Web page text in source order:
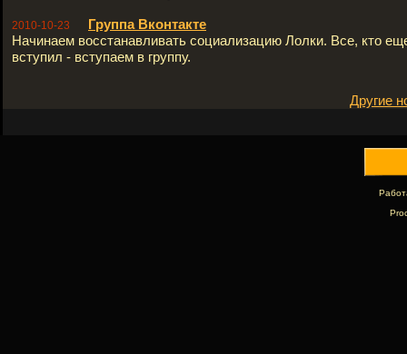
2010-10-23
Группа Вконтакте
Начинаем восстанавливать социализацию Лолки. Все, кто
вступил - вступаем в группу.
Другие